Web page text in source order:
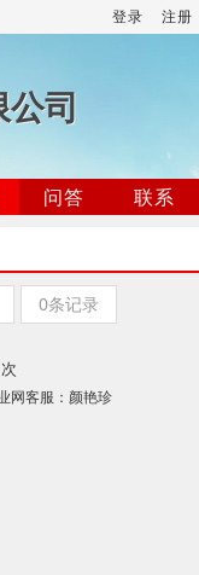
登录 注册
司
问答
联系
0条记录
客服：颜艳珍